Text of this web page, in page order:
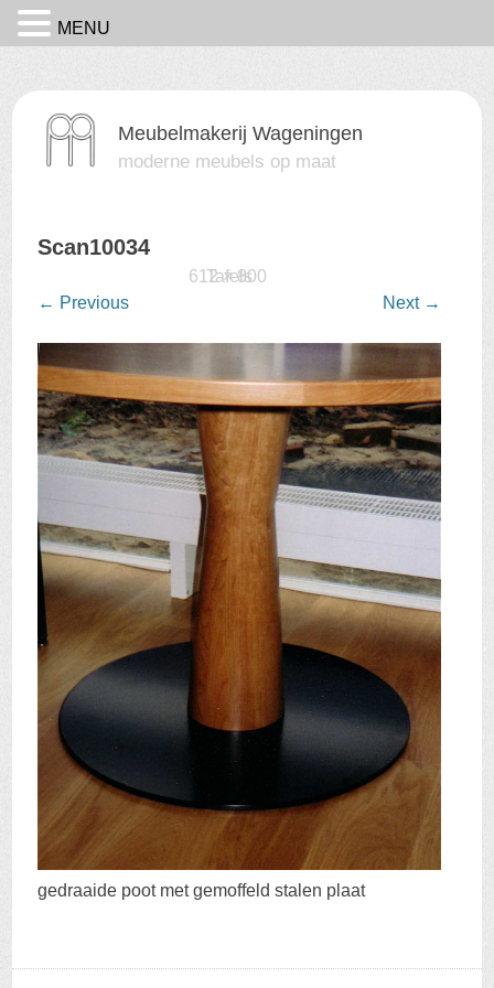
Meubelmakerij Wageningen
moderne meubels op maat
Scan10034
17 februari 2016at
612 × 800
Tafels
← Previous Next →
gedraaide poot met gemoffeld stalen plaat
MENU